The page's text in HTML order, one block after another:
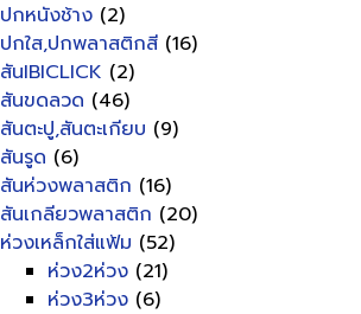
ปกหนังช้าง (2)
ปกใส,ปกพลาสติกสี (16)
สันIBICLICK (2)
สันขดลวด (46)
สันตะปู,สันตะเกียบ (9)
สันรูด (6)
สันห่วงพลาสติก (16)
สันเกลียวพลาสติก (20)
ห่วงเหล็กใส่แฟ้ม (52)
ห่วง2ห่วง (21)
ห่วง3ห่วง (6)